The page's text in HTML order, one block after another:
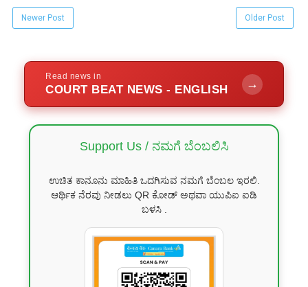
Newer Post Older Post
Read news in
COURT BEAT NEWS - ENGLISH →
Support Us / ನಮಗೆ ಬೆಂಬಲಿಸಿ
ಉಚಿತ ಕಾನೂನು ಮಾಹಿತಿ ಒದಗಿಸುವ ನಮಗೆ ಬೆಂಬಲ ಇರಲಿ.
ಆರ್ಥಿಕ ನೆರವು ನೀಡಲು QR ಕೋಡ್ ಅಥವಾ ಯುಪಿಐ ಐಡಿ
ಬಳಸಿ .